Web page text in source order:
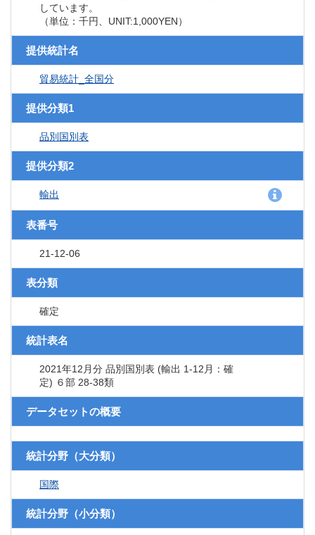
しています。
（単位：千円、UNIT:1,000YEN）
提供統計名
貿易統計_全国分
提供分類1
品別国別表
提供分類2
輸出
表番号
21-12-06
表分類
確定
統計表名
2021年12月分 品別国別表 (輸出 1-12月：確
定) ６部 28-38類
データセットの概要
統計分野（大分類）
国際
統計分野（小分類）